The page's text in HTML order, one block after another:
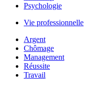
Psychologie
Vie professionnelle
Argent
Chômage
Management
Réussite
Travail